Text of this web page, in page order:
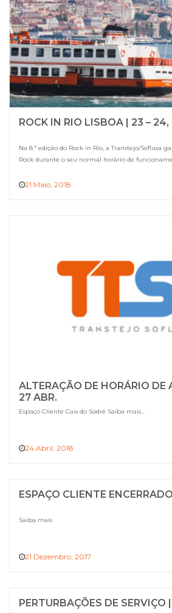
ROCK IN RIO LISBOA | 23 – 24,
Na 8.ª edição do Rock in Rio, a Transtejo/Soflusa
Rock durante o seu normal horário de
21 Maio, 2018
ALTERAÇÃO DE HORÁRIO DE
27 ABR.
Espaço Cliente Cais do Sodré Saiba mais...
24 Abril, 2018
ESPAÇO CLIENTE
Saiba mais
21 Dezembro, 2017
PERTURBAÇÕES DE SERVIÇO